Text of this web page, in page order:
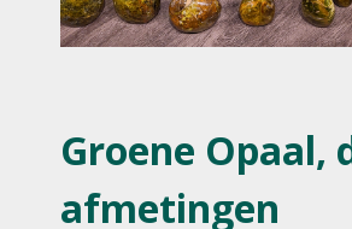
Groene Opaal,
afmetingen